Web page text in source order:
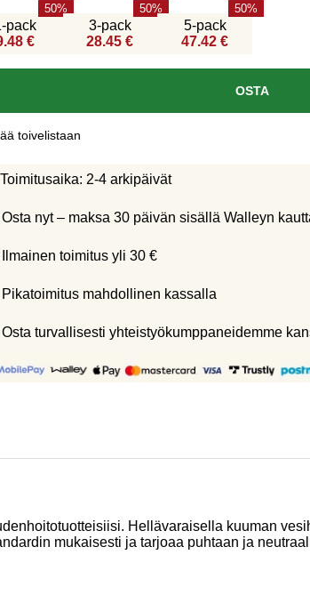
pack
€
50
3-pack
28.45 €
50
5-pack
47.42 €
50
OSTA
toivelistaan
Toimitusaika: 2-4 arkipäivät
Osta nyt – maksa 30 päivän sisällä Walleyn
Ilmainen toimitus yli 30 €
Pikatoimitus mahdollinen kassalla
Osta turvallisesti yhteistyökumppaneidemme
Hellävaraisella kuuman
mukaisesti ja tarjoaa puhtaan ja